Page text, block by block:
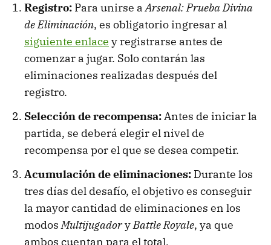
Registro: Para unirse aArsenal: Prueba Divina
de Eliminación, es obligatorio ingresar al
siguiente enlace y registrarse antes de
comenzar a jugar. Solo contarán las
eliminaciones realizadas después del
registro.
Selección de recompensa:Antes de iniciar la
partida, se deberá elegir el nivel de
recompensa por el que se desea competir.
Acumulación de eliminaciones: Durante los
tres días del desafío, el objetivo es conseguir
la mayor cantidad de eliminaciones en los
modosMultijugadoryBattle Royale, ya que
ambos cuentan para el total.